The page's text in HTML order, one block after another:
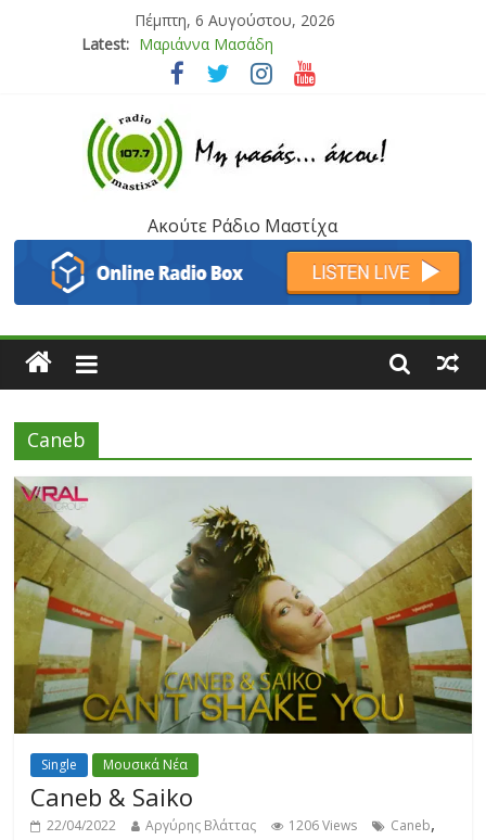
Πέμπτη, 6 Αυγούστου, 2026
Latest: Μαριάννα Μασάδη
Τάνια Μπρεάζου
Μάνος Τρυπιάς & Γιώργος Στρατάκης
Ιορδάνης Αγαπητός
Ακούτε Ράδιο Μαστίχα
Caneb
Single Μουσικά Νέα
Caneb & Saiko
22/04/2022 Αργύρης Βλάττας 1206 Views Caneb,